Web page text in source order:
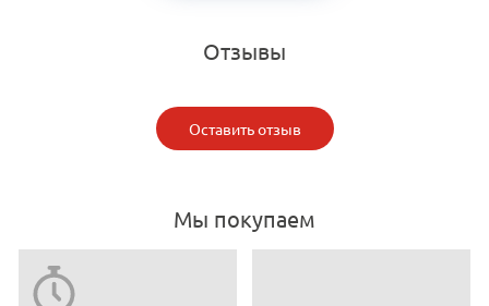
Отзывы
Оставить отзыв
Мы покупаем